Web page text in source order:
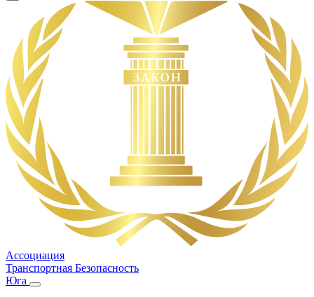
Ассоциация
Транспортная Безопасность
Юга